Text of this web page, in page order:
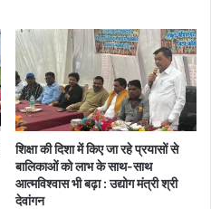
शिक्षा की दिशा में किए जा रहे प्रयासों से
बालिकाओं को लाभ के साथ-साथ
आत्मविश्वास भी बढ़ा : उद्योग मंत्री श्री
देवांगन